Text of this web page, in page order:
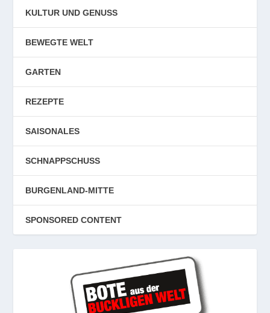
KULTUR UND GENUSS
BEWEGTE WELT
GARTEN
REZEPTE
SAISONALES
SCHNAPPSCHUSS
BURGENLAND-MITTE
SPONSORED CONTENT